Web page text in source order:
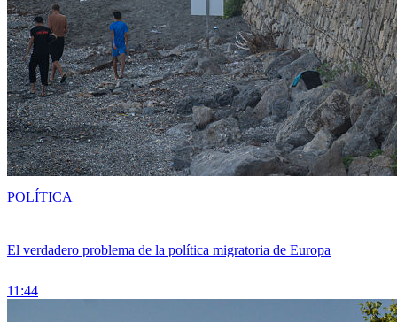
El verdadero problema de la política migratoria de Europa
11:44
POLÍTICA